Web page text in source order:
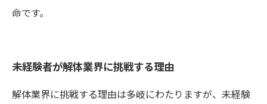
命です。
未経験者が解体業界に挑戦する理由
解体業界に挑戦する理由は多岐にわたりますが、未経験